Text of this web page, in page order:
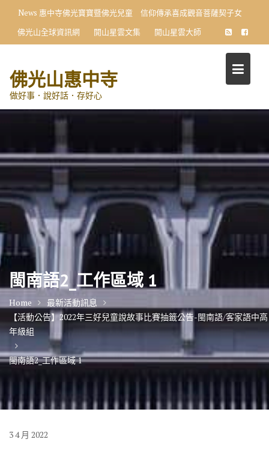
content
News 惠中寺佛光寶寶暨佛光兒童 信仰傳承喜成觀音菩薩契子女
佛光山全球資訊網
開山星雲文集 開山星雲大師
佛光山惠中寺
做好事．說好話．存好心
閩南語2_工作區域 1
Home
最新活動訊息
【活動公告】2022年三好兒童說故事比賽抽籤公告-閩南語/客家語中高
年級組
閩南語2_工作區域 1
34 月 2022